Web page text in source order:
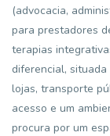
(advocacia,
para prestadores
terapias
diferencial, situada
lojas, transporte
acesso e um
procura por um